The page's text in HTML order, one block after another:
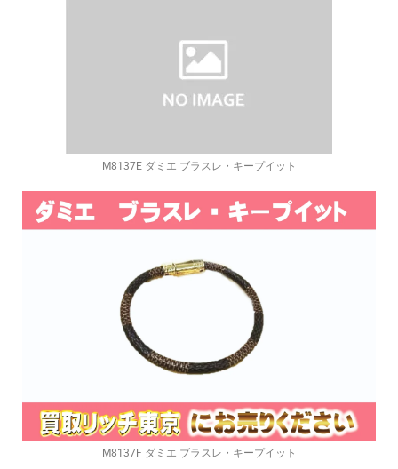
M8137E ダミエ ブラスレ・キープイット
M8137F ダミエ ブラスレ・キープイット